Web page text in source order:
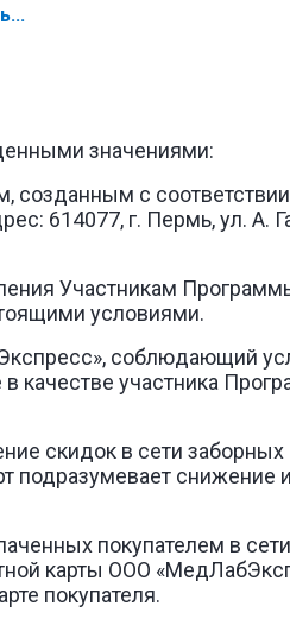
значениями:
созданным с
614077, г. Пермь, ул. А.
Участникам
условиями.
соблюдающий
качестве участника
скидок в сети заборных
подразумевает снижение
покупателем в
карты ООО
покупателя.